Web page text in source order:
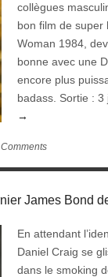
collègues
bon film de super
Woman 1984,
bonne avec une
encore plus
badass. Sortie :
→
James Bond
En attendant
Daniel Craig se
dans le smoking